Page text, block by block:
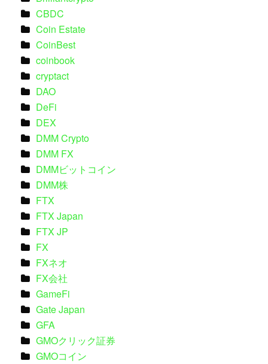
CBDC
Coin Estate
CoinBest
coinbook
cryptact
DAO
DeFi
DEX
DMM Crypto
DMM FX
DMMビットコイン
DMM株
FTX
FTX Japan
FTX JP
FX
FXネオ
FX会社
GameFi
Gate Japan
GFA
GMOクリック証券
GMOコイン